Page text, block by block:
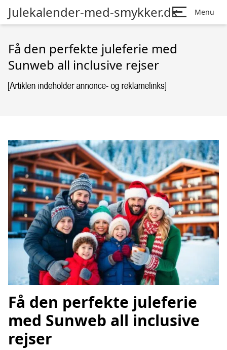
Julekalender-med-smykker.dk Menu
Få den perfekte juleferie med
Sunweb all inclusive rejser
Få den perfekte juleferie
med Sunweb all inclusive
rejser